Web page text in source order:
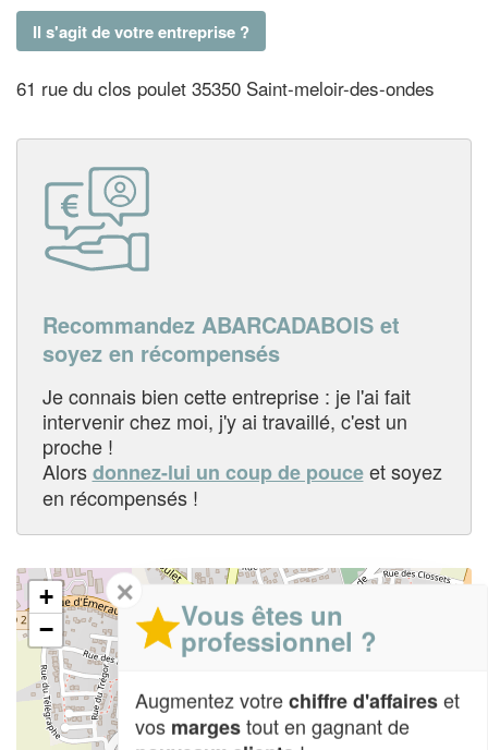
Il s'agit de votre entreprise ?
61 rue du clos poulet 35350 Saint-meloir-des-ondes
Recommandez ABARCADABOIS et
soyez en récompensés
Je connais bien cette entreprise : je l'ai fait
intervenir chez moi, j'y ai travaillé, c'est un
proche !
Alorsdonnez-lui un coup de pouceet soyez
en récompensés !
+
−
✕
Vous êtes un
professionnel ?
Augmentez votrechiffre d'affaireset
vos margestout en gagnant de